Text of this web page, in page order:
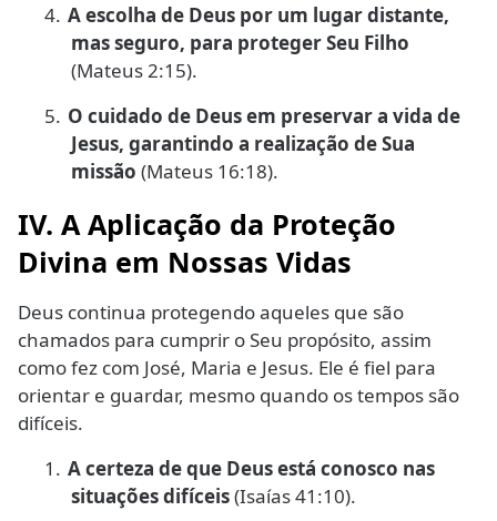
4. A escolha de Deus por um lugar distante,
mas seguro, para proteger Seu Filho
(Mateus 2:15).
5. O cuidado de Deus em preservar a vida de
Jesus, garantindo a realização de Sua
missão (Mateus 16:18).
IV. A Aplicação da Proteção
Divina em Nossas Vidas
Deus continua protegendo aqueles que são
chamados para cumprir o Seu propósito, assim
como fez com José, Maria e Jesus. Ele é fiel para
orientar e guardar, mesmo quando os tempos são
difíceis.
1. A certeza de que Deus está conosco nas
situações difíceis(Isaías 41:10).